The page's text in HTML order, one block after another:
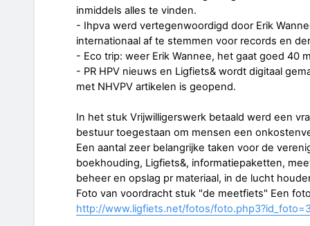
inmiddels alles te vinden.
- Ihpva werd vertegenwoordigd door Erik
internationaal af te stemmen voor records en
- Eco trip: weer Erik Wannee, het gaat goed 40
- PR HPV nieuws en Ligfiets& wordt digitaal
met NHVPV artikelen is geopend.
In het stuk Vrijwilligerswerk betaald werd een
bestuur toegestaan om mensen een
Een aantal zeer belangrijke taken voor de
boekhouding, Ligfiets&, informatiepaketten,
beheer en opslag pr materiaal, in de lucht
Foto van voordracht stuk "de meetfiets" Een
http://www.ligfiets.net/fotos/